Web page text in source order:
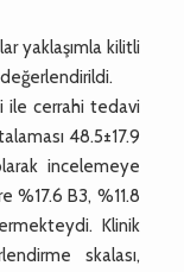
yaklaşımla kilitli
ile cerrahi tedavi
48.5±17.9
incelemeye
%17.6 B3, %11.8
Klinik
skalası,